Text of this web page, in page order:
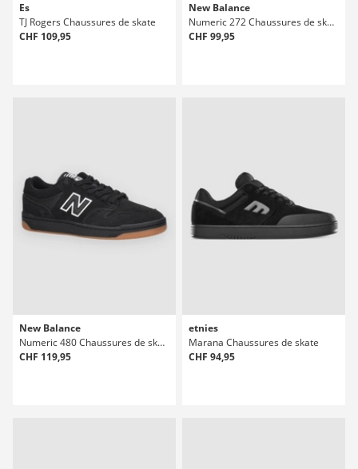
Es
TJ Rogers Chaussures de skate
CHF 109,95
New Balance
Numeric 272 Chaussures de skate
CHF 99,95
New Balance
Numeric 480 Chaussures de skate
CHF 119,95
etnies
Marana Chaussures de skate
CHF 94,95